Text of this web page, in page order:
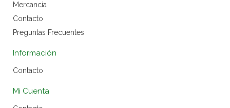
Mercancía
Contacto
Preguntas Frecuentes
Información
Contacto
Mi Cuenta